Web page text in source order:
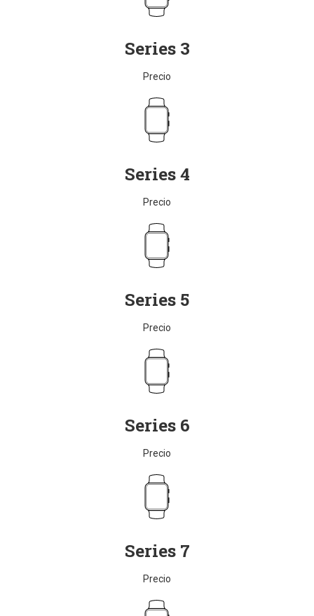
Series 3
Precio
Series 4
Precio
Series 5
Precio
Series 6
Precio
Series 7
Precio